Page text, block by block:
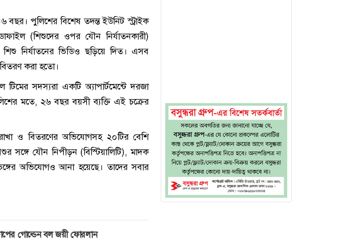
পুলিশের বিশেষ তদন্ত ইউনিট স্ট্রাইক
(শিশুদের ওপর যৌন নির্যাতনকারী)
শিশু নির্যাতনের ভিডিও ছড়িয়ে দিত। এসব
করা হতো।
সদস্যরা একটি অ্যাপার্টমেন্টে দরজা
মতে, ২৬ বছর বয়সী ব্যক্তি এই চক্রের
ও বিতরণের অভিযোগসহ ২০টির বেশি
সঙ্গে যৌন নিপীড়ন (বিস্টিয়ালিটি), মাদক
ভঙ্গের অভিযোগও আনা হয়েছে। তাদের সবার
গোল্ডেন বল জয়ী ফোরলান